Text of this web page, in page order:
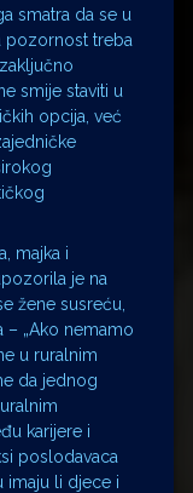
smatra da se u
pozornost treba
smije staviti u
opcija, već
majka i
je na
žene susreću,
„Ako nemamo
u ruralnim
da jednog
karijere i
poslodavaca
imaju li djece i